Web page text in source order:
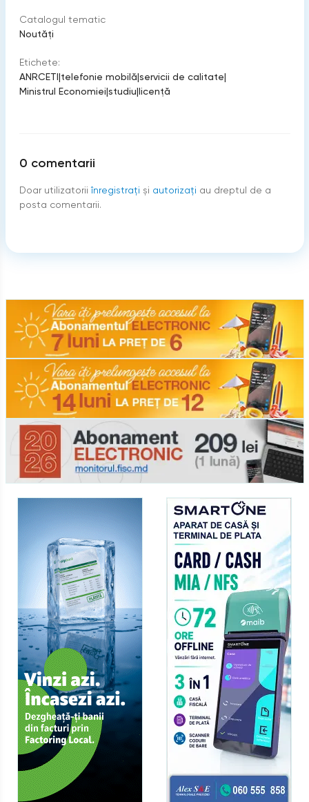
Catalogul tematic
Noutăți
Etichete:
ANRCETI|telefonie mobilă|servicii de calitate|
Ministrul Economiei|studiu|licenţă
0 comentarii
Doar utilizatorii înregistraţi şi autorizați au dreptul de a
posta comentarii.